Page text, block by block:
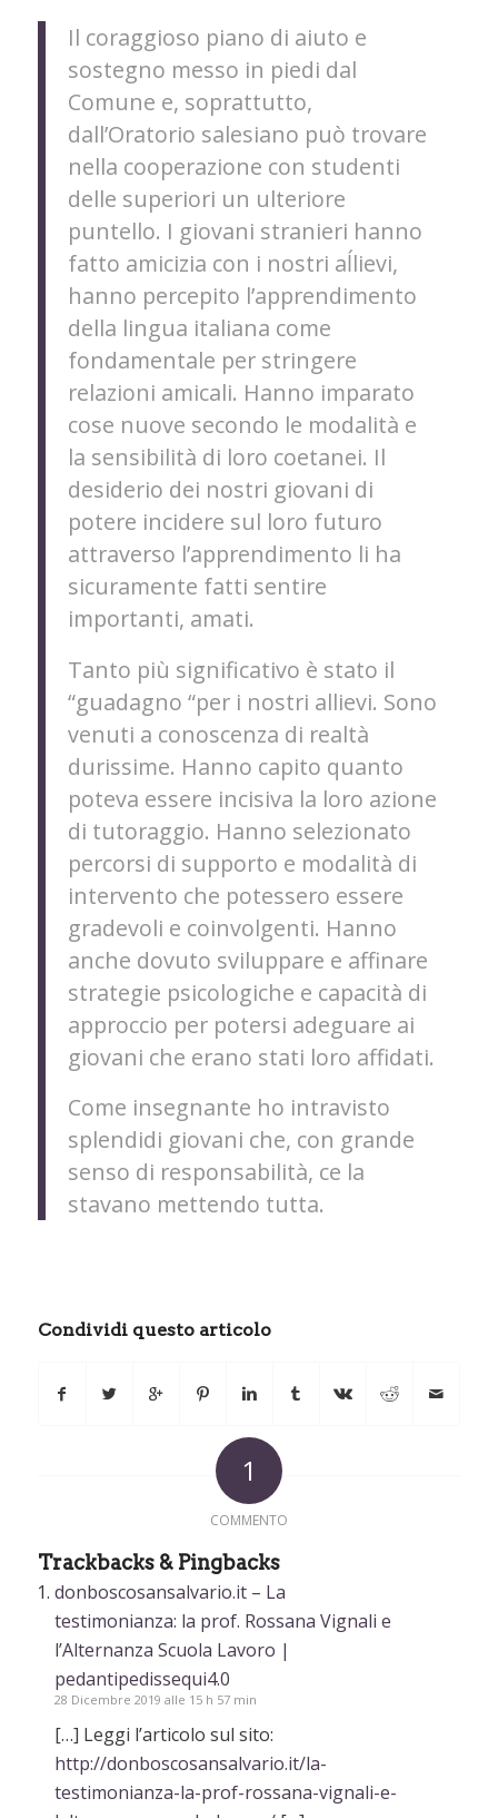
Il coraggioso piano di aiuto e
sostegno messo in piedi dal
Comune e, soprattutto,
dall’Oratorio salesiano può trovare
nella cooperazione con studenti
delle superiori un ulteriore
puntello. I giovani stranieri hanno
fatto amicizia con i nostri aĺlievi,
hanno percepito l’apprendimento
della lingua italiana come
fondamentale per stringere
relazioni amicali. Hanno imparato
cose nuove secondo le modalità e
la sensibilità di loro coetanei. Il
desiderio dei nostri giovani di
potere incidere sul loro futuro
attraverso l’apprendimento li ha
sicuramente fatti sentire
importanti, amati.
Tanto più significativo è stato il
“guadagno “per i nostri allievi. Sono
venuti a conoscenza di realtà
durissime. Hanno capito quanto
poteva essere incisiva la loro azione
di tutoraggio. Hanno selezionato
percorsi di supporto e modalità di
intervento che potessero essere
gradevoli e coinvolgenti. Hanno
anche dovuto sviluppare e affinare
strategie psicologiche e capacità di
approccio per potersi adeguare ai
giovani che erano stati loro affidati.
Come insegnante ho intravisto
splendidi giovani che, con grande
senso di responsabilità, ce la
stavano mettendo tutta.
Condividi questo articolo
1
COMMENTO
Trackbacks & Pingbacks
donboscosansalvario.it – La
testimonianza: la prof. Rossana Vignali e
l’Alternanza Scuola Lavoro |
pedantipedissequi4.0
28 Dicembre 2019 alle 15 h 57 min
[…] Leggi l’articolo sul sito:
http://donboscosansalvario.it/la-
testimonianza-la-prof-rossana-vignali-e-